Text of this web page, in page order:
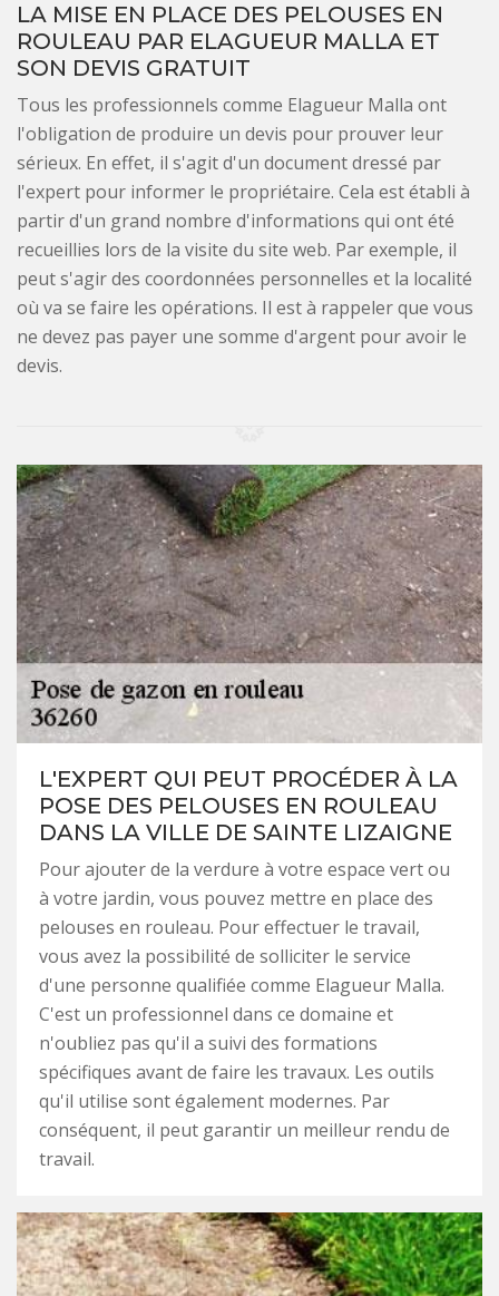
LA MISE EN PLACE DES PELOUSES EN
ROULEAU PAR ELAGUEUR MALLA ET
SON DEVIS GRATUIT
Tous les professionnels comme Elagueur Malla ont
l'obligation de produire un devis pour prouver leur
sérieux. En effet, il s'agit d'un document dressé par
l'expert pour informer le propriétaire. Cela est établi à
partir d'un grand nombre d'informations qui ont été
recueillies lors de la visite du site web. Par exemple, il
peut s'agir des coordonnées personnelles et la localité
où va se faire les opérations. Il est à rappeler que vous
ne devez pas payer une somme d'argent pour avoir le
devis.
L'EXPERT QUI PEUT PROCÉDER À LA
POSE DES PELOUSES EN ROULEAU
DANS LA VILLE DE SAINTE LIZAIGNE
Pour ajouter de la verdure à votre espace vert ou
à votre jardin, vous pouvez mettre en place des
pelouses en rouleau. Pour effectuer le travail,
vous avez la possibilité de solliciter le service
d'une personne qualifiée comme Elagueur Malla.
C'est un professionnel dans ce domaine et
n'oubliez pas qu'il a suivi des formations
spécifiques avant de faire les travaux. Les outils
qu'il utilise sont également modernes. Par
conséquent, il peut garantir un meilleur rendu de
travail.